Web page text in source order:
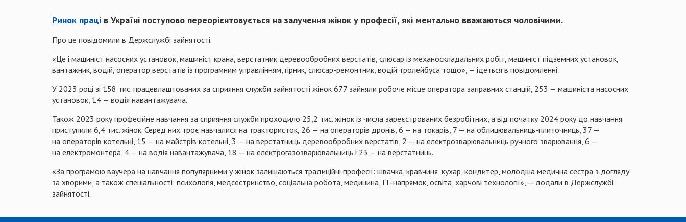
Ринок праці в Україні поступово переорієнтовується на залучення жінок у професії, які ментально вважаються чоловічими.
Про це повідомили в Держслужбі зайнятості.
«Це і машиніст насосних установок, машиніст крана, верстатник деревообробних верстатів, слюсар із механоскладальних робіт, машиніст підземних установок,
вантажник, водій, оператор верстатів із програмним управлінням, гірник, слюсар-ремонтник, водій тролейбуса тощо», — ідеться в повідомленні.
У 2023 році зі 158 тис. працевлаштованих за сприяння служби зайнятості жінок 677 зайняли робоче місце оператора заправних станцій, 253 — машиніста насосних
установок, 14 — водія навантажувача.
Також 2023 року професійне навчання за сприяння служби проходило 25,2 тис. жінок із числа зареєстрованих безробітних, а від початку 2024 року до навчання
приступили 6,4 тис. жінок. Серед них троє навчалися на трактористок, 26 — на операторів дронів, 6 — на токарів, 7 — на облицювальниць-плиточниць, 37 —
на операторів котельні, 15 — на майстрів котельні, 3 — на верстатниць деревообробних верстатів, 2 — на електрозварювальниць ручного зварювання, 6 —
на електромонтера, 4 — на водія навантажувача, 18 — на електрогазозварювальниць і 23 — на верстатниць.
«За програмою ваучера на навчання популярними у жінок залишаються традиційні професії: швачка, кравчиня, кухар, кондитер, молодша медична сестра з догляду
за хворими, а також спеціальності: психологія, медсестринство, соціальна робота, медицина, ІТ-напрямок, освіта, харчові технології», — додали в Держслужбі
зайнятості.